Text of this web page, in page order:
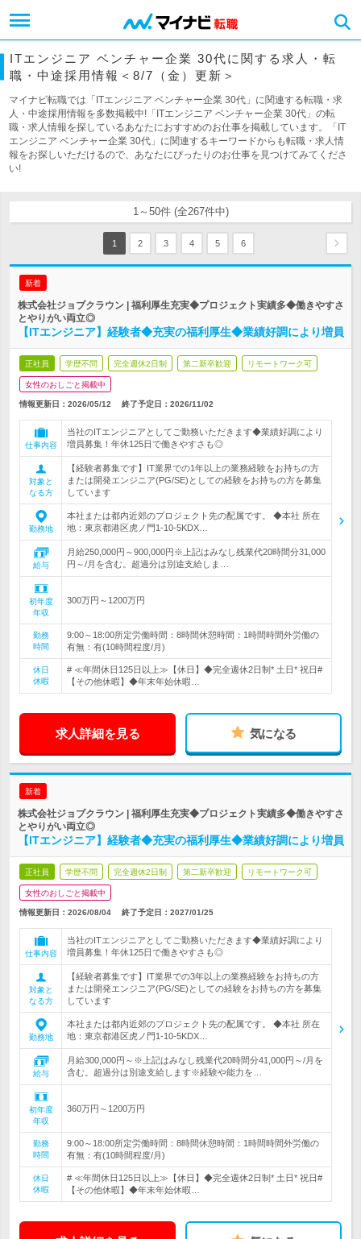
ITエンジニア ベンチャー企業 30代に関する求人・転
職・中途採用情報＜8/7（金）更新＞
マイナビ転職では「ITエンジニア ベンチャー企業 30代」に関連する転職・求
人・中途採用情報を多数掲載中!「ITエンジニア ベンチャー企業 30代」の転
職・求人情報を探しているあなたにおすすめのお仕事を掲載しています。「IT
エンジニア ベンチャー企業 30代」に関連するキーワードからも転職・求人情
報をお探しいただけるので、あなたにぴったりのお仕事を見つけてみてくださ
い!
1～50件 (全267件中)
1 2 3 4 5 6
新着
株式会社ジョブクラウン | 福利厚生充実◆プロジェクト実績多◆働きやすさ
とやりがい両立◎
【ITエンジニア】経験者◆充実の福利厚生◆業績好調により増員
正社員 学歴不問 完全週休2日制 第二新卒歓迎 リモートワーク可
女性のおしごと掲載中
情報更新日：2026/05/12 終了予定日： 2026/11/02
仕事内容
当社のITエンジニアとしてご勤務いただきます◆業績好調により
増員募集！年休125日で働きやすさも◎
対象と
なる方
【経験者募集です】IT業界での1年以上の業務経験をお持ちの方
または開発エンジニア(PG/SE)としての経験をお持ちの方を募集
しています
勤務地
本社または都内近郊のプロジェクト先の配属です。 ◆本社 所在
地：東京都港区虎ノ門1-10-5KDX…
給与
月給250,000円～900,000円※上記はみなし残業代20時間分31,000
円～/月を含む。超過分は別途支給しま…
初年度
年収
300万円～1200万円
勤務
時間
9:00～18:00所定労働時間：8時間休憩時間：1時間時間外労働の
有無：有(10時間程度/月)
休日
休暇
# ≪年間休日125日以上≫【休日】◆完全週休2日制* 土日* 祝日#
【その他休暇】◆年末年始休暇…
求人詳細を見る 気になる
新着
株式会社ジョブクラウン | 福利厚生充実◆プロジェクト実績多◆働きやすさ
とやりがい両立◎
【ITエンジニア】経験者◆充実の福利厚生◆業績好調により増員
正社員 学歴不問 完全週休2日制 第二新卒歓迎 リモートワーク可
女性のおしごと掲載中
情報更新日：2026/08/04 終了予定日： 2027/01/25
仕事内容
当社のITエンジニアとしてご勤務いただきます◆業績好調により
増員募集！年休125日で働きやすさも◎
対象と
なる方
【経験者募集です】IT業界での3年以上の業務経験をお持ちの方
または開発エンジニア(PG/SE)としての経験をお持ちの方を募集
しています
勤務地
本社または都内近郊のプロジェクト先の配属です。 ◆本社 所在
地：東京都港区虎ノ門1-10-5KDX…
給与
月給300,000円～※上記はみなし残業代20時間分41,000円～/月を
含む。超過分は別途支給します※経験や能力を…
初年度
年収
360万円～1200万円
勤務
時間
9:00～18:00所定労働時間：8時間休憩時間：1時間時間外労働の
有無：有(10時間程度/月)
休日
休暇
# ≪年間休日125日以上≫【休日】◆完全週休2日制* 土日* 祝日#
【その他休暇】◆年末年始休暇…